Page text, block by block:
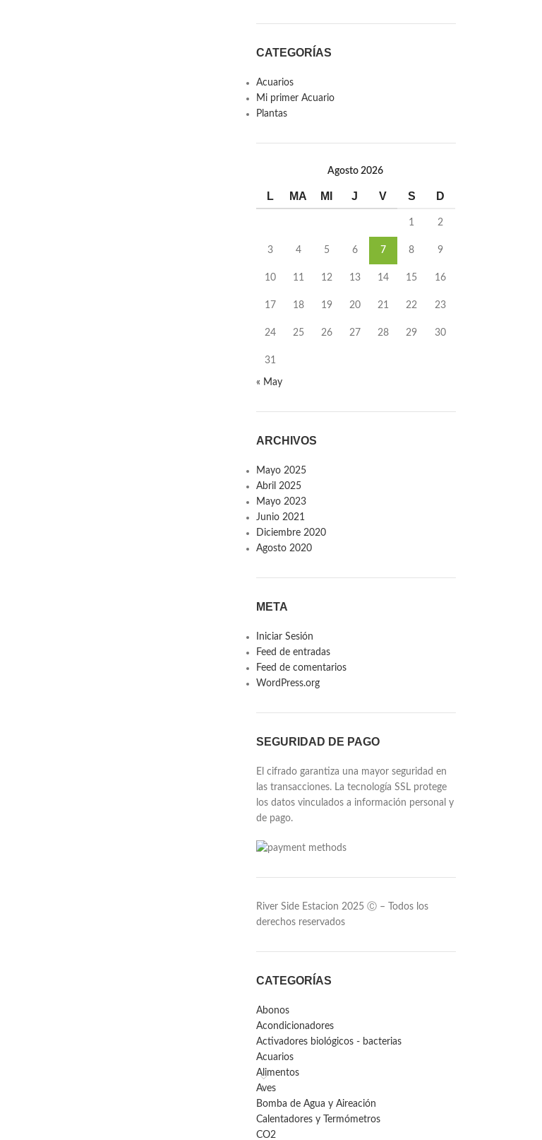
CATEGORÍAS
Acuarios
Mi primer Acuario
Plantas
Agosto 2026
L MA MI J V S D
1 2
3 4 5 6 7 8 9
10 11 12 13 14 15 16
17 18 19 20 21 22 23
24 25 26 27 28 29 30
31
« May
ARCHIVOS
Mayo 2025
Abril 2025
Mayo 2023
Junio 2021
Diciembre 2020
Agosto 2020
META
Iniciar Sesión
Feed de entradas
Feed de comentarios
WordPress.org
SEGURIDAD DE PAGO
El cifrado garantiza una mayor seguridad en
las transacciones. La tecnología SSL protege
los datos vinculados a información personal y
de pago.
River Side Estacion 2025 Ⓒ – Todos los
derechos reservados
CATEGORÍAS
Abonos
Acondicionadores
Activadores biológicos - bacterias
Acuarios
Alimentos
Aves
Bomba de Agua y Aireación
Calentadores y Termómetros
CO2